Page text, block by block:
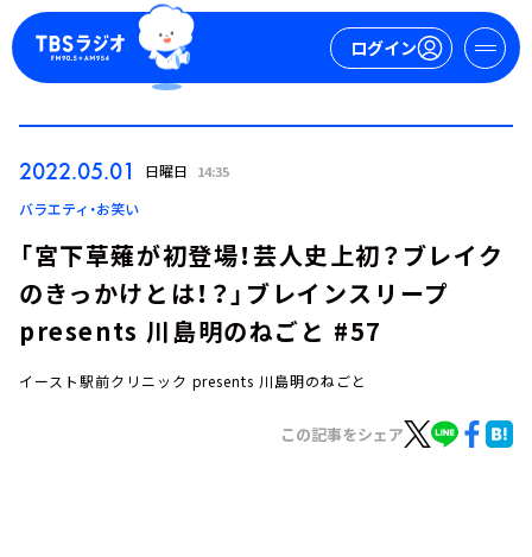
ログイン
ログイン
2022.05.01 日曜日 14:35
バラエティ・お笑い
「宮下草薙が初登場！芸人史上初？ブレイク
のきっかけとは！？」ブレインスリープ
presents 川島明のねごと #57
イースト駅前クリニック presents 川島明のねごと
この記事をシェア